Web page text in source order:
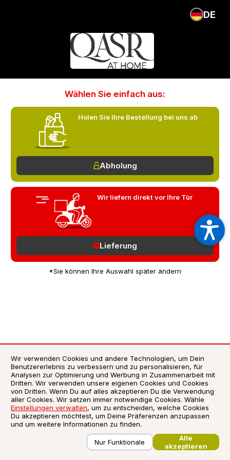
DE
Wählen Sie einfach aus:
Holen Sie Ihre Bestellung bei uns ab
Abholung
Wir liefern direkt vor Ihre Tür
Lieferung
*Sie können Ihre Auswahl später ändern
AGB
Datenschutzerklärung
Impressum
Verwendung von Cookies
Zusatzstoffliste / Allergene
©2026
Wir verwenden Cookies und andere Technologien, um Dein
Benutzererlebnis zu verbessern und zu personalisieren, für
Analysen zur Optimierung und Werbung in Zusammenarbeit mit
Dritten. Wir verwenden unsere eigenen Cookies und Cookies
von Dritten. Wenn Du auf alles akzeptieren Du die Verwendung
aller Cookies. Wir setzen immer notwendige Cookies. Wähle
Einstellungen verwalten, um zu entscheiden, welche Cookies
Du akzeptieren möchtest, um Deine Präferenzen anzupassen
und um weitere Informationen zu finden.
Nur Funktionale
Alle
akzeptieren